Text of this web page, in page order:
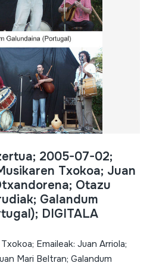
2005-07-02;
Txokoa; Juan
Otazu
Galandum
DIGITALA
Emaileak: Juan Arriola;
Mari Beltran; Galandum